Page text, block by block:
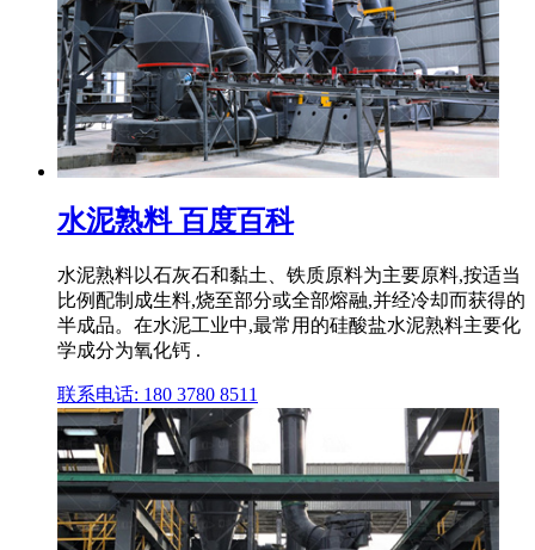
水泥熟料 百度百科
水泥熟料以石灰石和黏土、铁质原料为主要原料,按适当
比例配制成生料,烧至部分或全部熔融,并经冷却而获得的
半成品。在水泥工业中,最常用的硅酸盐水泥熟料主要化
学成分为氧化钙 .
联系电话: 180 3780 8511